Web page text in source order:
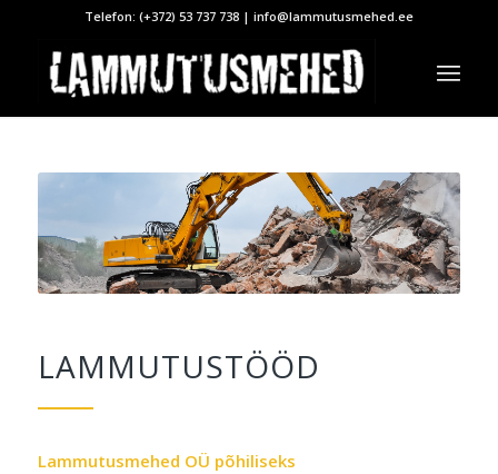
Telefon: (+372) 53 737 738| info@lammutusmehed.ee
LAMMUTUSTÖÖD
Lammutusmehed OÜ põhiliseks